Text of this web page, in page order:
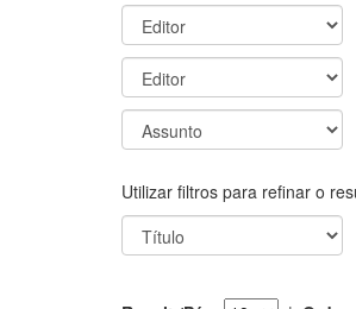
Utilizar filtros para refinar o